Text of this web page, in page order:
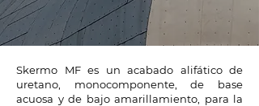
Skermo MF es un acabado alifático de
uretano, monocomponente, de base
acuosa y de bajo amarillamiento, para la